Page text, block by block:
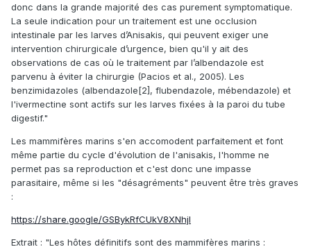
donc dans la grande majorité des cas purement symptomatique.
La seule indication pour un traitement est une occlusion
intestinale par les larves d’Anisakis, qui peuvent exiger une
intervention chirurgicale d’urgence, bien qu'il y ait des
observations de cas où le traitement par l’albendazole est
parvenu à éviter la chirurgie (Pacios et al., 2005). Les
benzimidazoles (albendazole[2], flubendazole, mébendazole) et
l'ivermectine sont actifs sur les larves fixées à la paroi du tube
digestif."
Les mammifères marins s'en accomodent parfaitement et font
même partie du cycle d'évolution de l'anisakis, l'homme ne
permet pas sa reproduction et c'est donc une impasse
parasitaire, même si les "désagréments" peuvent être très graves
:
https://share.google/GSBykRfCUkV8XNhjI
Extrait : "Les hôtes définitifs sont des mammifères marins :